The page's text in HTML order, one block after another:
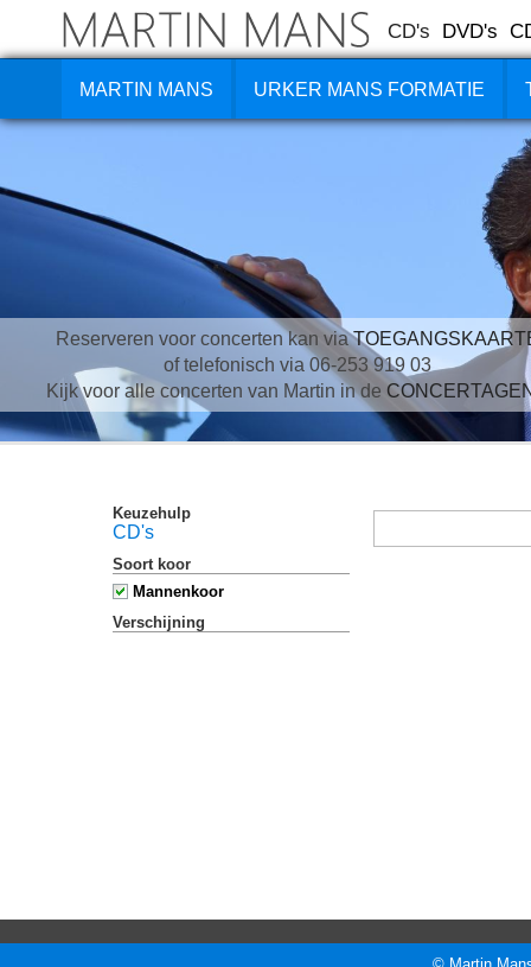
CD's DVD's
MARTIN MANS URKER MANS FORMATIE
Reserveren voor concerten kan via
of telefonisch via 06-253 919 03
Kijk voor alle concerten van Martin in de
Keuzehulp
CD's
Soort koor
Mannenkoor
Verschijning